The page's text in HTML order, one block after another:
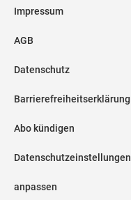
Impressum
AGB
Datenschutz
Barrierefreiheitserklärung
Abo kündigen
Datenschutzeinstellungen
anpassen